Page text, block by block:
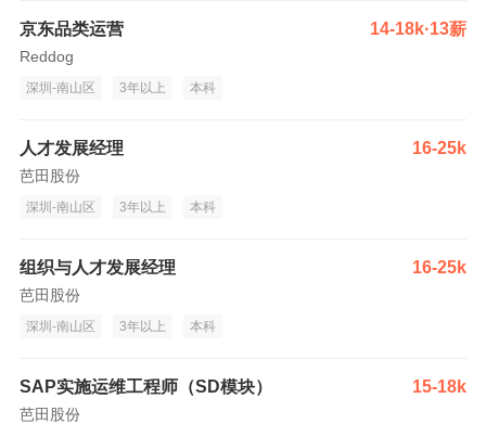
京东品类运营 14-18k·13薪
Reddog
深圳-南山区 3年以上 本科
人才发展经理 16-25k
芭田股份
深圳-南山区 3年以上 本科
组织与人才发展经理 16-25k
芭田股份
深圳-南山区 3年以上 本科
SAP实施运维工程师（SD模块） 15-18k
芭田股份